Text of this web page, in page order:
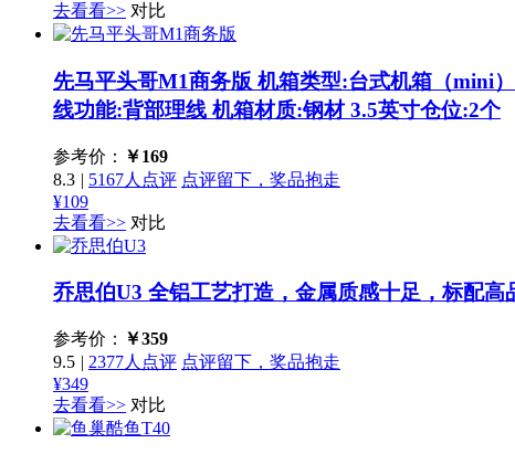
去看看>> 对比
先马平头哥M1商务版 机箱类型:台式机箱（mini
线功能:背部理线 机箱材质:钢材 3.5英寸仓位:2个
参考价： ￥169
8.3 | 5167人点评 点评留下，奖品抱走
¥109
去看看>> 对比
乔思伯U3 全铝工艺打造，金属质感十足，标配
参考价： ￥359
9.5 | 2377人点评 点评留下，奖品抱走
¥349
去看看>> 对比